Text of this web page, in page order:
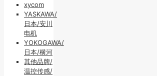
xycom
YASKAWA/
日本/安川
电机
YOKOGAWA/
日本/横河
其他品牌/
温控传感/